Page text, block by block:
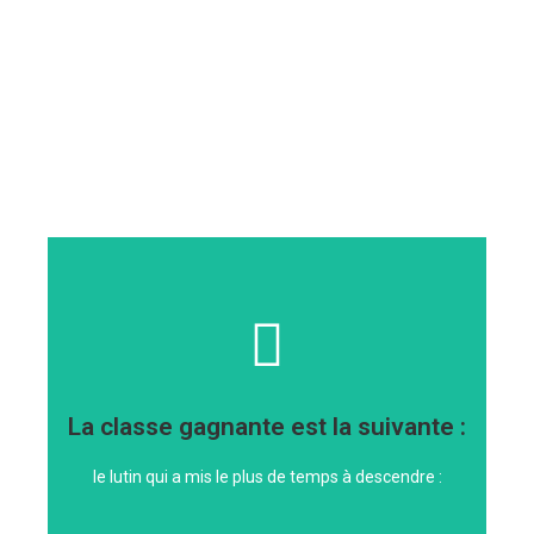
La classe gagnante est la suivante :
le lutin qui a mis le plus de temps à descendre :
Classe de Mme
KUNTZ